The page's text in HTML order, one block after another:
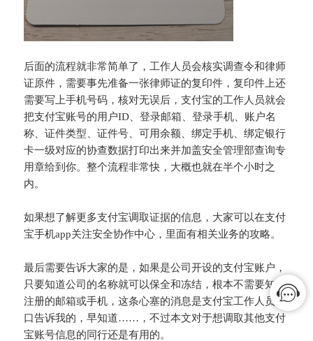
后面的流程就非常简单了，工作人员会核实调查令和律师
证原件，需要事先准备一张律师证的复印件，复印件上还
需要写上手机号码，核对无误后，支付宝的工作人员就会
把支付宝账号的用户ID、登录邮箱、登录手机、账户名
称、证件类型、证件号、可用余额、绑定手机、绑定银行
卡一级对应的协查数据打印出来并加盖安全管理部查询专
用章给到你。整个流程非常快，大概也就在半个小时之
内。
如果想了解更多支付宝调取证据的信息，大家可以在支付
宝手机app关注安全协作中心，里面有相关业务的攻略。
最后需要告诉大家的是，如果是公司开设的支付宝账户，
只要知道公司的名称就可以保全和冻结，根本不需要知道
注册的邮箱或手机，这条心塞的消息是支付宝工作人员亲
口告诉我的，早知道……，不过本文对于想调取其他支付
宝账号信息的同行还是有用的。